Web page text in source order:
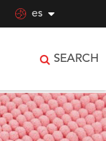
 es
SEARCH